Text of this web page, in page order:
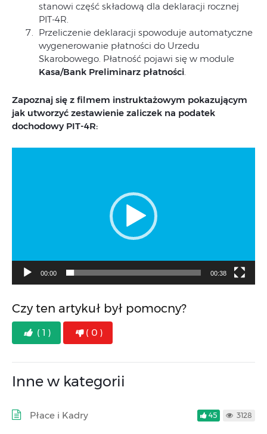
stanowi część składową dla deklaracji rocznej
PIT-4R.
Przeliczenie deklaracji spowoduje automatyczne
wygenerowanie płatności do Urzedu
Skarobowego. Płatność pojawi się w module
Kasa/Bank Preliminarz płatności.
Zapoznaj się z filmem instruktażowym pokazującym
jak utworzyć zestawienie zaliczek na podatek
dochodowy PIT-4R:
00:00 00:38
Czy ten artykuł był pomocny?
( 1 ) ( 0 )
Inne w kategorii
Płace i Kadry 45 3128